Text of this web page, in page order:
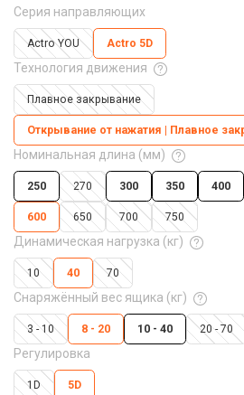
Серия направляющих
Actro YOU Actro 5D
Технология движения
Плавное закрывание
Открывание от нажатия | Плавное
Номинальная длина (мм)
250 270 300 350 400
600 650 700 750
Динамическая нагрузка (кг)
10 40 70
Снаряжённый вес ящика (кг)
3 - 10 8 - 20 10 - 40 20 - 70
Регулировка
1D 5D